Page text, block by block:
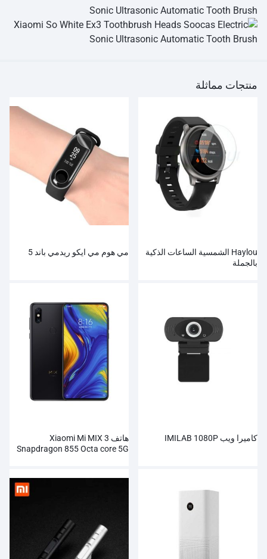
منتجات مماثلة
Haylou الشمسية الساعات الذكية
بالجملة
مي هوم مي ايكو ريدمي باند 5
كاميرا ويب IMILAB 1080P
هاتف Xiaomi Mi MIX 3
Snapdragon 855 Octa core 5G